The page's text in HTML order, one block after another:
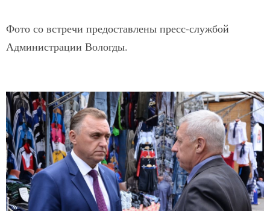
Фото со встречи предоставлены пресс-службой
Администрации Вологды.